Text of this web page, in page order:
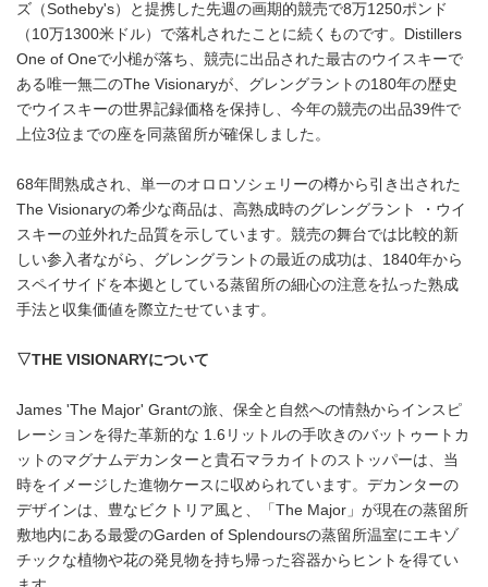
ズ（Sotheby's）と提携した先週の画期的競売で8万1250ポンド
（10万1300米ドル）で落札されたことに続くものです。Distillers
One of Oneで小槌が落ち、競売に出品された最古のウイスキーで
ある唯一無二のThe Visionaryが、グレングラントの180年の歴史
でウイスキーの世界記録価格を保持し、今年の競売の出品39件で
上位3位までの座を同蒸留所が確保しました。
68年間熟成され、単一のオロロソシェリーの樽から引き出された
The Visionaryの希少な商品は、高熟成時のグレングラント ・ウイ
スキーの並外れた品質を示しています。競売の舞台では比較的新
しい参入者ながら、グレングラントの最近の成功は、1840年から
スペイサイドを本拠としている蒸留所の細心の注意を払った熟成
手法と収集価値を際立たせています。
▽THE VISIONARYについて
James 'The Major' Grantの旅、保全と自然への情熱からインスピ
レーションを得た革新的な 1.6リットルの手吹きのバットゥートカ
ットのマグナムデカンターと貴石マラカイトのストッパーは、当
時をイメージした進物ケースに収められています。デカンターの
デザインは、豊なビクトリア風と、「The Major」が現在の蒸留所
敷地内にある最愛のGarden of Splendoursの蒸留所温室にエキゾ
チックな植物や花の発見物を持ち帰った容器からヒントを得てい